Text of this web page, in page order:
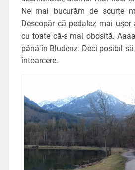
Ne mai bucurăm de scurte
Descopăr că pedalez mai
cu toate că-s mai obosită.
până în Bludenz. Deci posibil
întoarcere.